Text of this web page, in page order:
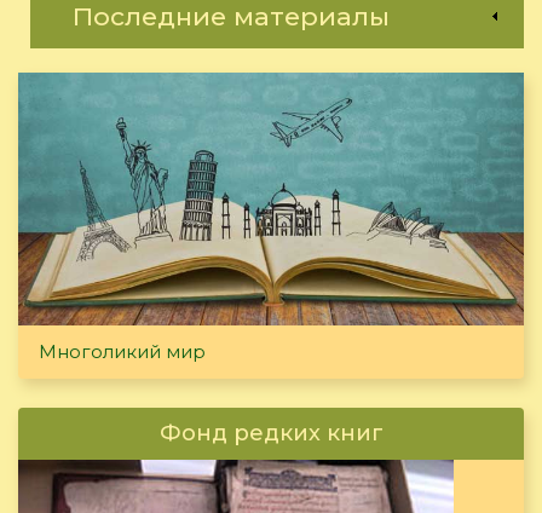
Последние материалы
Многоликий мир
Фонд редких книг